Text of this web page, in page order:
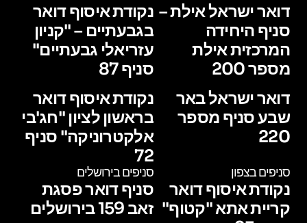
דואר ישראל אילת –
סניף היחידה
המרכזית אילת
מספר 200
דואר ישראל באר
שבע סניף מספר
220
נקודת איסוף דואר
בגבעתיים – "קניון
עזריאלי גבעתיים"
סניף 87
נקודת איסוף דואר
בראשון לציון "חג'בי
אלקטרוניקה" סניף
72
סניפים בצפון
נקודת איסוף דואר
קריית אתא "קטוף"
סניפים בירושלים
סניף דואר פסגת
זאב 159 בירושלים